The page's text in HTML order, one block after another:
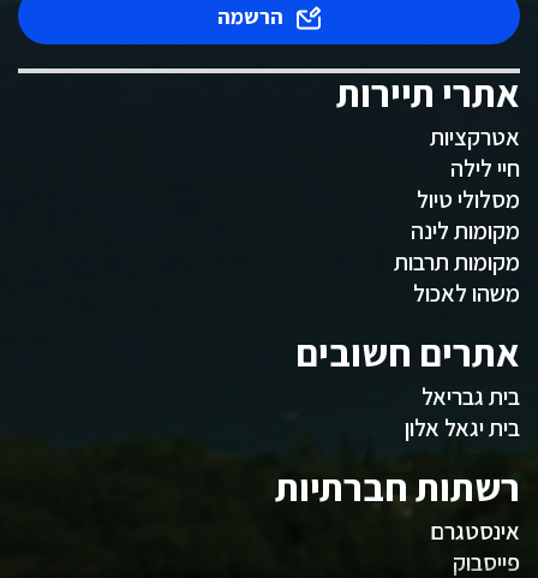
הרשמה
אתרי תיירות
אטרקציות
חיי לילה
מסלולי טיול
מקומות לינה
מקומות תרבות
משהו לאכול
אתרים חשובים
בית גבריאל
בית יגאל אלון
רשתות חברתיות
אינסטגרם
פייסבוק